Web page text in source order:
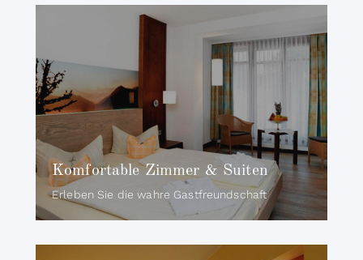
Komfortable Zimmer & Suiten
Erleben Sie die wahre Gastfreundschaft